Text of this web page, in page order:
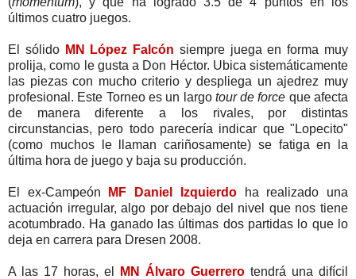
últimos cuatro juegos.
El sólido MN López Falcón siempre juega en forma muy
prolija, como le gusta a Don Héctor. Ubica sistemáticamente
las piezas con mucho criterio y despliega un ajedrez muy
profesional. Este Torneo es un largo tour de force que afecta
de manera diferente a los rivales, por distintas
circunstancias, pero todo parecería indicar que "Lopecito"
(como muchos le llaman cariñosamente) se fatiga en la
última hora de juego y baja su producción.
El ex-Campeón MF Daniel Izquierdoha realizado una
actuación irregular, algo por debajo del nivel que nos tiene
acotumbrado. Ha ganado las últimas dos partidas lo que lo
deja en carrera para Dresen 2008.
A las 17 horas, el MN Álvaro Guerrero tendrá una difícil